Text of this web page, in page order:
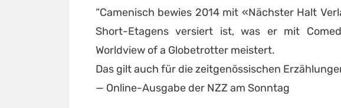
“Camenisch bewies 2014 mit «Nächster Halt
Short-Etagens versiert ist, was er mit
Worldview of a Globetrotter meistert.
Das gilt auch für die zeitgenössischen
— Online-Ausgabe der NZZ am Sonntag